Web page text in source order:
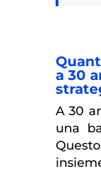
a 30
A 30
una